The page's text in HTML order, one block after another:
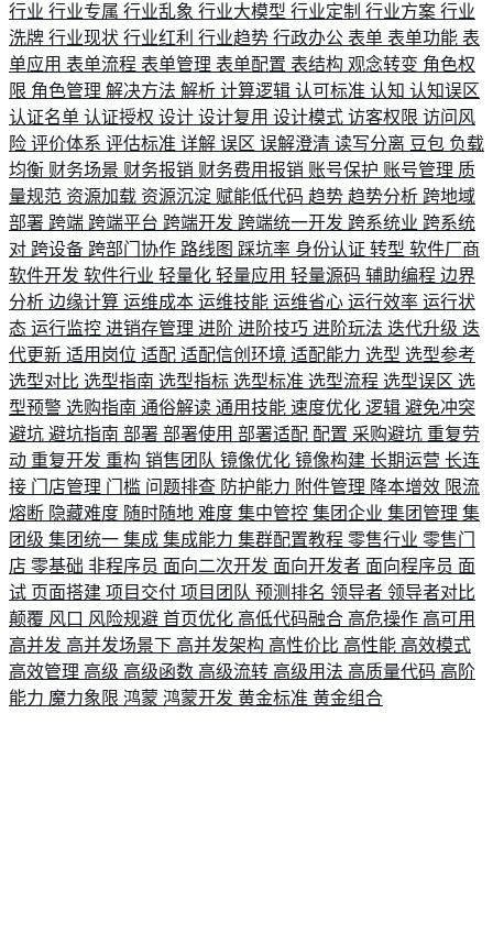
行业 行业专属 行业乱象 行业大模型 行业定制 行业方案 行业
洗牌 行业现状 行业红利 行业趋势 行政办公 表单 表单功能 表
单应用 表单流程 表单管理 表单配置 表结构 观念转变 角色权
限 角色管理 解决方法 解析 计算逻辑 认可标准 认知 认知误区
认证名单 认证授权 设计 设计复用 设计模式 访客权限 访问风
险 评价体系 评估标准 详解 误区 误解澄清 读写分离 豆包 负载
均衡 财务场景 财务报销 财务费用报销 账号保护 账号管理 质
量规范 资源加载 资源沉淀 赋能低代码 趋势 趋势分析 跨地域
部署 跨端 跨端平台 跨端开发 跨端统一开发 跨系统业 跨系统
对 跨设备 跨部门协作 路线图 踩坑率 身份认证 转型 软件厂商
软件开发 软件行业 轻量化 轻量应用 轻量源码 辅助编程 边界
分析 边缘计算 运维成本 运维技能 运维省心 运行效率 运行状
态 运行监控 进销存管理 进阶 进阶技巧 进阶玩法 迭代升级 迭
代更新 适用岗位 适配 适配信创环境 适配能力 选型 选型参考
选型对比 选型指南 选型指标 选型标准 选型流程 选型误区 选
型预警 选购指南 通俗解读 通用技能 速度优化 逻辑 避免冲突
避坑 避坑指南 部署 部署使用 部署适配 配置 采购避坑 重复劳
动 重复开发 重构 销售团队 镜像优化 镜像构建 长期运营 长连
接 门店管理 门槛 问题排查 防护能力 附件管理 降本增效 限流
熔断 隐藏难度 随时随地 难度 集中管控 集团企业 集团管理 集
团级 集团统一 集成 集成能力 集群配置教程 零售行业 零售门
店 零基础 非程序员 面向二次开发 面向开发者 面向程序员 面
试 页面搭建 项目交付 项目团队 预测排名 领导者 领导者对比
颠覆 风口 风险规避 首页优化 高低代码融合 高危操作 高可用
高并发 高并发场景下 高并发架构 高性价比 高性能 高效模式
高效管理 高级 高级函数 高级流转 高级用法 高质量代码 高阶
能力 魔力象限 鸿蒙 鸿蒙开发 黄金标准 黄金组合